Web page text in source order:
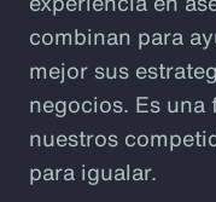
combinan para
mejor sus
negocios. Es
nuestros
para igualar.